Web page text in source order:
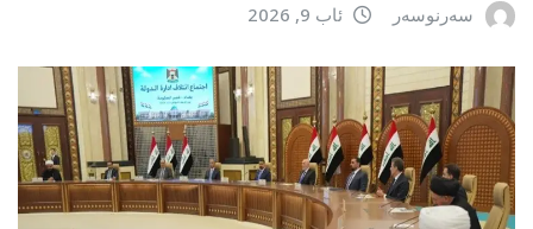
سەرنوسەر ئاب 9, 2026